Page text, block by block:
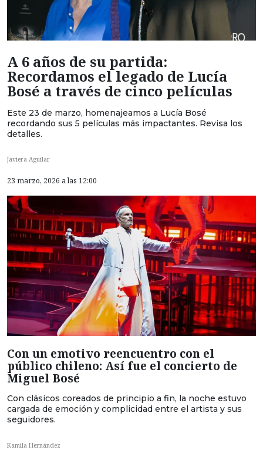
A 6 años de su partida:
Recordamos el legado de Lucía
Bosé a través de cinco películas
Este 23 de marzo, homenajeamos a Lucía Bosé
recordando sus 5 películas más impactantes. Revisa los
detalles.
Javiera Aguilar
23 marzo, 2026 a las 12:00
Con un emotivo reencuentro con el
público chileno: Así fue el concierto de
Miguel Bosé
Con clásicos coreados de principio a fin, la noche estuvo
cargada de emoción y complicidad entre el artista y sus
seguidores.
Kamila Hernández